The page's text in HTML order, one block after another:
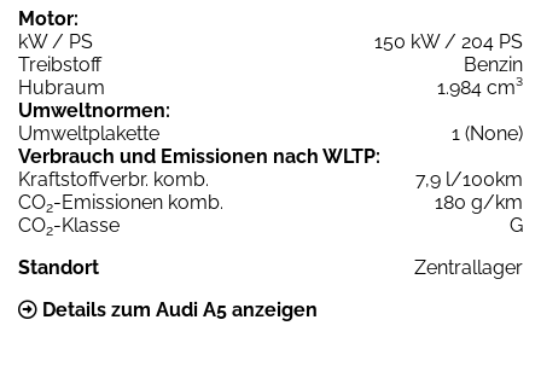
Motor:
kW / PS
150 kW / 204 PS
Treibstoff
Benzin
Hubraum
1.984 cm³
Umweltnormen:
Umweltplakette
1 (None)
Verbrauch und Emissionen nach WLTP:
Kraftstoffverbr. komb.
7,9 l/100km
CO2-Emissionen komb.
180 g/km
CO2-Klasse
G
Standort
Zentrallager
Details zum Audi A5 anzeigen